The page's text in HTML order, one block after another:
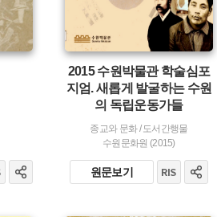
2015 수원박물관 학술심포
지엄. 새롭게 발굴하는 수원
의 독립운동가들
종교와 문화/도서간행물
수원문화원 (2015)
원문보기